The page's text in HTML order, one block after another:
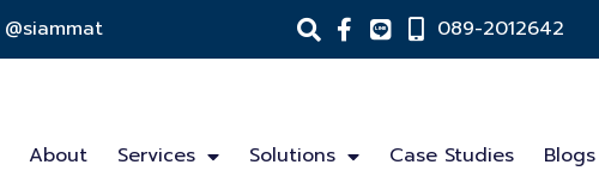
@siammat 089-2012642
About Services Solutions Case Studies Blogs